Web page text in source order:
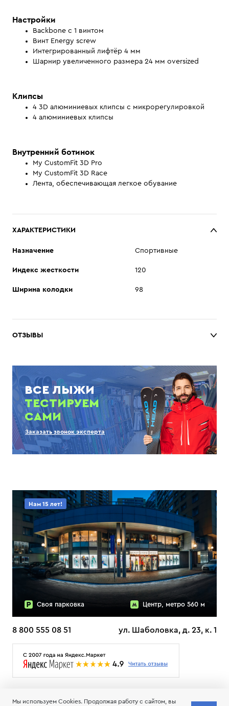
Настройки
Backbone с 1 винтом
Винт Energy screw
Интегрированный лифтёр 4 мм
Шарнир увеличенного размера 24 мм oversized
Клипсы
4 3D алюминиевых клипсы с микрорегулировкой
4 алюминиевых клипсы
Внутренний ботинок
My CustomFit 3D Pro
My CustomFit 3D Race
Лента, обеспечивающая легкое обувание
ХАРАКТЕРИСТИКИ
Назначение Спортивные
Индекс жесткости 120
Ширина колодки 98
ОТЗЫВЫ
ВСЕ ЛЫЖИ
ТЕСТИРУЕМ
САМИ
Заказать звонок эксперта
Нам 15 лет!
Своя парковка Центр, метро 560 м
8 800 555 08 51 ул. Шаболовка, д. 23, к. 1
Мы используем Cookies. Продолжая работу с сайтом, вы